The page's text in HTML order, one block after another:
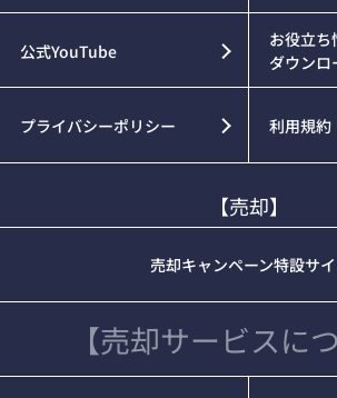
公式YouTube
お役立ち
ダウンロ
プライバシーポリシー 利用規約
【売却】
売却キャンペーン特設サ
【売却サービスに